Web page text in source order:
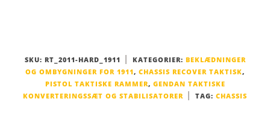
SKU: RT_2011-HARD_1911 KATEGORIER: BEKLÆDNINGER
OG OMBYGNINGER FOR 1911, CHASSIS RECOVER TAKTISK,
PISTOL TAKTISKE RAMMER, GENDAN TAKTISKE
KONVERTERINGSSÆT OG STABILISATORER
TAG: CHASSIS